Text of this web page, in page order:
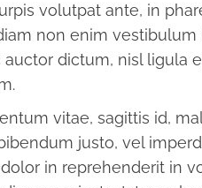
volutpat ante, in
non enim
dictum, nisl ligula
vitae, sagittis id,
justo, vel
in reprehenderit in